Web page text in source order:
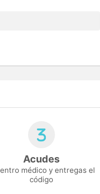
Acudes
médico y entregas el
código